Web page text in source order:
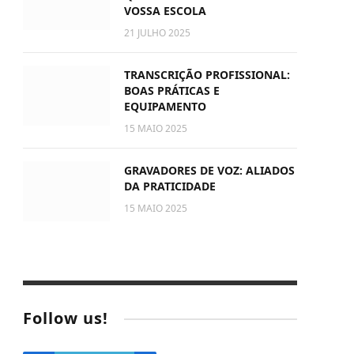
VOSSA ESCOLA
21 JULHO 2025
TRANSCRIÇÃO PROFISSIONAL:
BOAS PRÁTICAS E
EQUIPAMENTO
15 MAIO 2025
GRAVADORES DE VOZ: ALIADOS
DA PRATICIDADE
15 MAIO 2025
Follow us!